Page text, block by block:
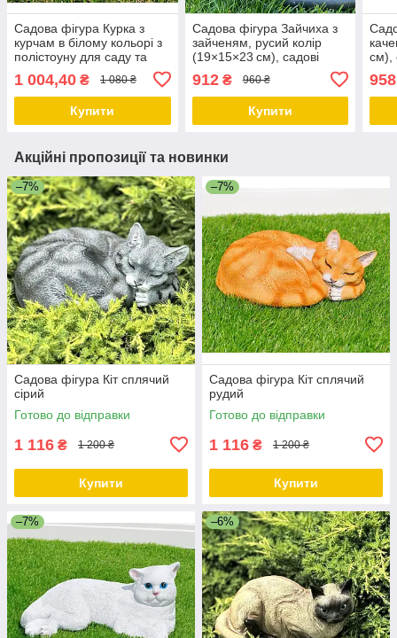
Садова фігура Курка з
курчам в білому кольорі з
полістоуну для саду та
1 004,40 ₴ 1 080 ₴
Купити
Садова фігура Зайчиха з
зайченям, русий колір
(19×15×23 см), садові
садово-паркові фігури
912₴ 960 ₴
Купити
см),
Акційні пропозиції та новинки
–7%
Садова фігура Кіт сплячий
сірий
Готово до відправки
1 116 ₴ 1 200 ₴
Купити
–7%
Садова фігура Кіт сплячий
рудий
Готово до відправки
1 116 ₴ 1 200 ₴
Купити
–7% –6%